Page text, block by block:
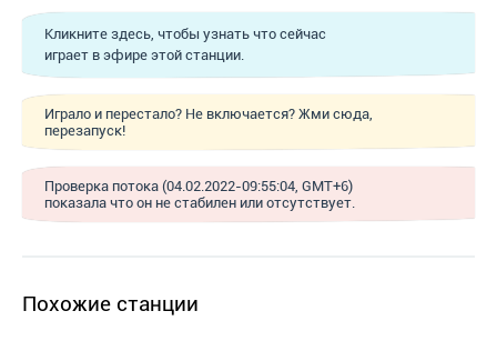
Кликните здесь, чтобы узнать что сейчас
играет в эфире этой станции.
Играло и перестало? Не включается? Жми сюда,
перезапуск!
Проверка потока (04.02.2022-09:55:04, GMT+6)
показала что он не стабилен или отсутствует.
Похожие станции